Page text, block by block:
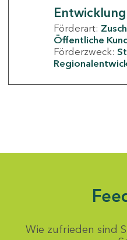
Entwicklung
Förderart:
Öffentliche
Förderzweck:
Wie zufrieden sind